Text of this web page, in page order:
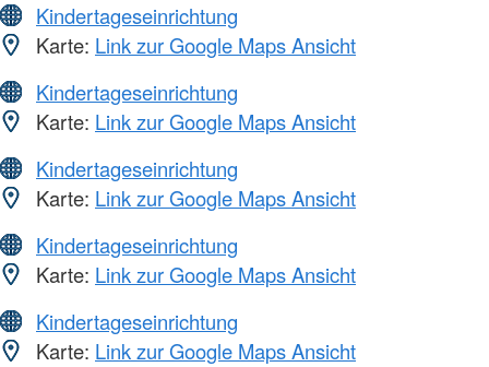
Kindertageseinrichtung
Karte: Link zur Google Maps Ansicht
Kindertageseinrichtung
Karte: Link zur Google Maps Ansicht
Kindertageseinrichtung
Karte: Link zur Google Maps Ansicht
Kindertageseinrichtung
Karte: Link zur Google Maps Ansicht
Kindertageseinrichtung
Karte: Link zur Google Maps Ansicht